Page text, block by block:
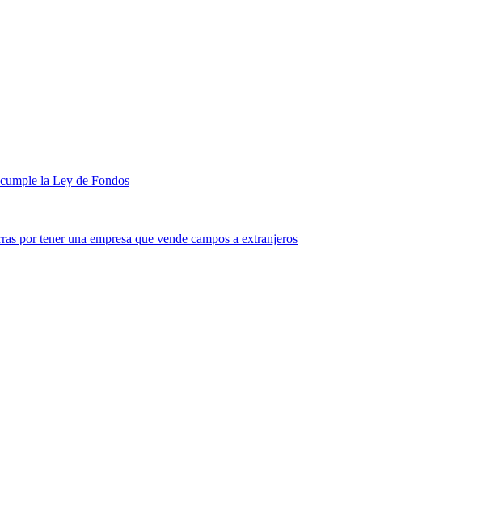
la Ley de Fondos
por tener una empresa que vende campos a extranjeros